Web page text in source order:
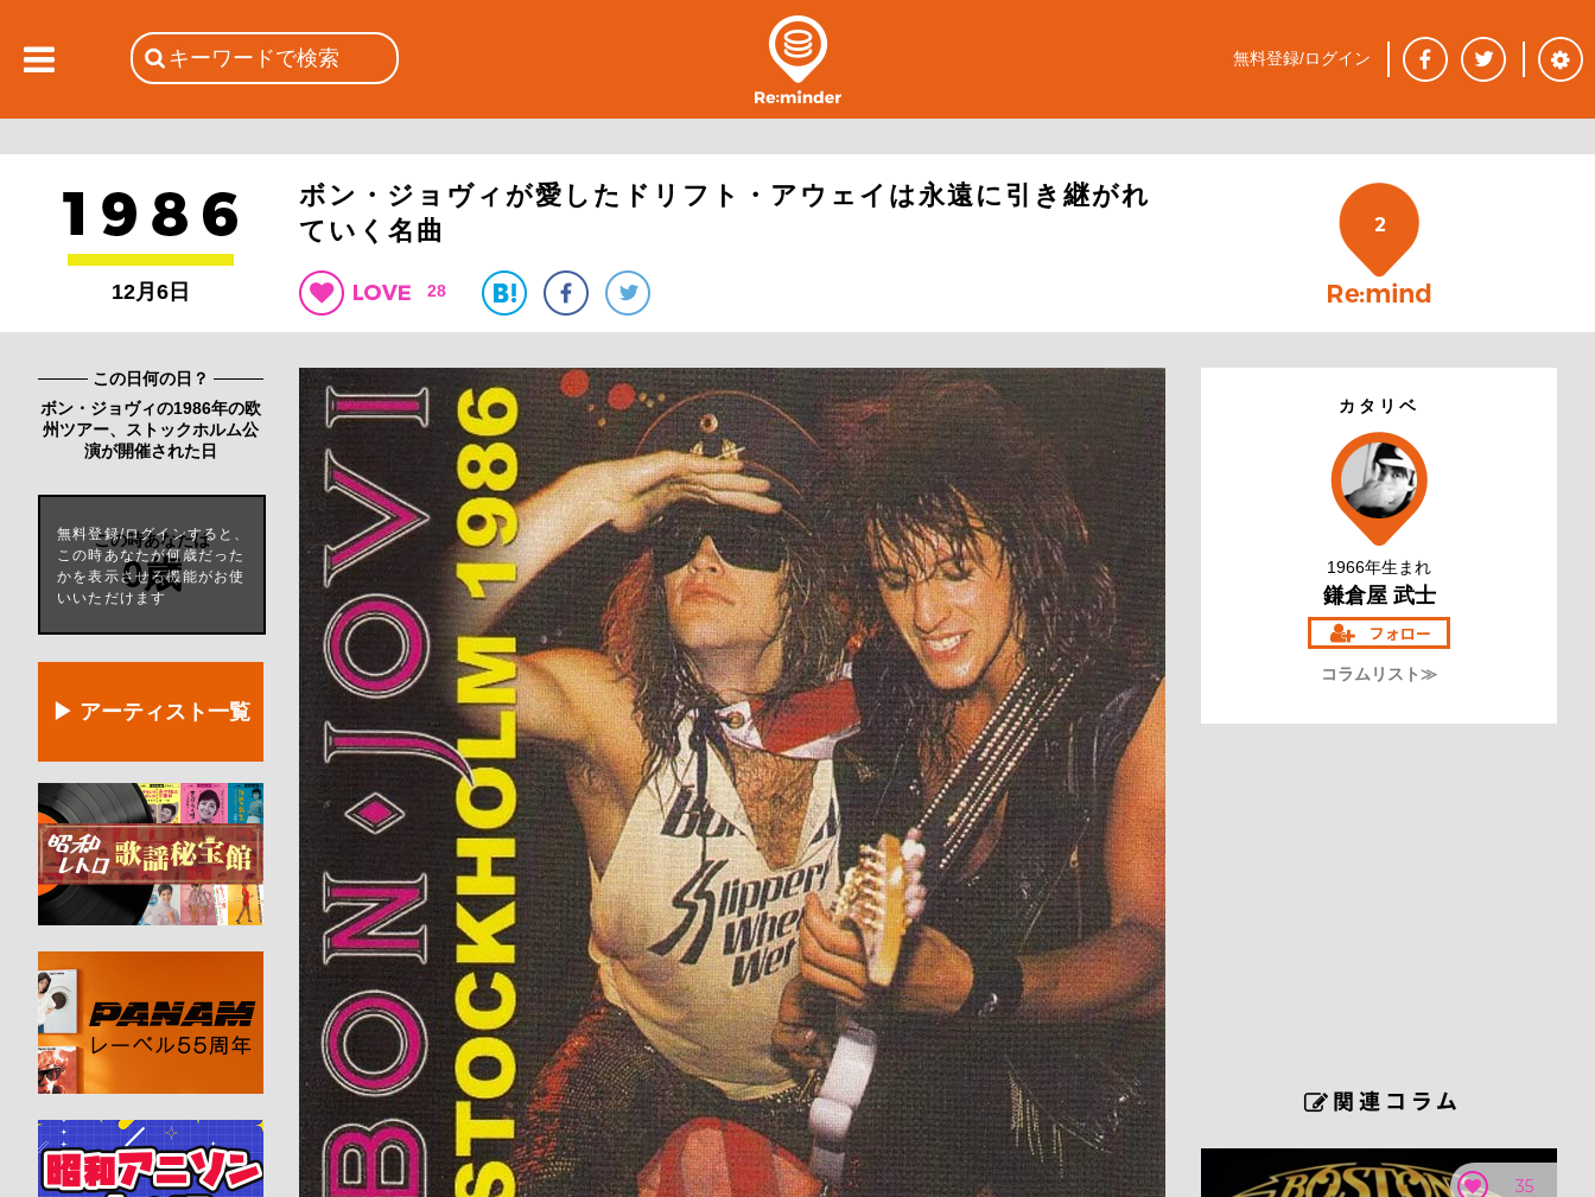
12月6日
ボン・ジョヴィが愛したドリフト・アウェイは永遠に引き継がれ
ていく名曲
28
2
この日何の日？
ボン・ジョヴィの1986年の欧
州ツアー、ストックホルム公
演が開催された日
この時あなたは
0歳
無料登録/ログインすると、
この時あなたが何歳だった
かを表示させる機能がお使
いいただけます
▶ アーティスト一覧
カタリベ
1966年生まれ
鎌倉屋 武士
コラムリスト≫
35
無料登録/ログイン